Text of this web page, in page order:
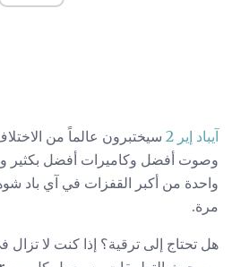
آيباد إير 2
سيختبرون عالماً من
وصوت أفضل وكاميرات أفضل بكثير
واحدة من أكبر القفزات في آي باد
مرة.
هل تحتاج إلى ترقية؟ إذا كنت لا تزال